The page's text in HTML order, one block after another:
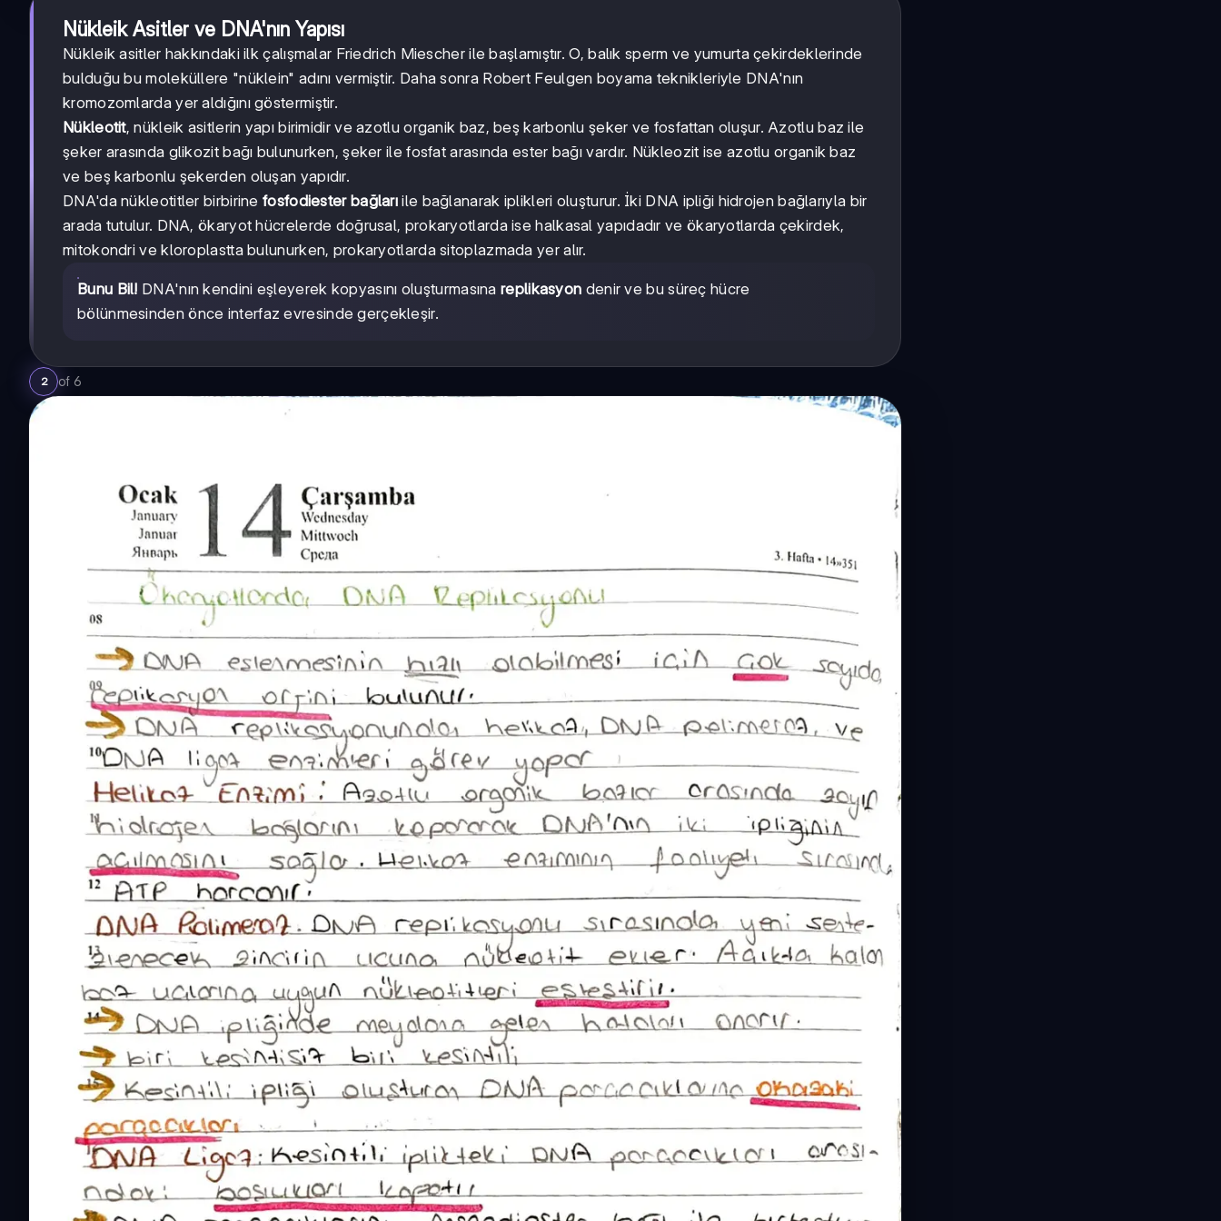
Nükleik Asitler ve DNA'nın Yapısı
Nükleik asitler hakkındaki ilk çalışmalar Friedrich Miescher ile başlamıştır. O, balık sperm ve yumurta çekirdeklerinde
bulduğu bu moleküllere "nüklein" adını vermiştir. Daha sonra Robert Feulgen boyama teknikleriyle DNA'nın
kromozomlarda yer aldığını göstermiştir.
Nükleotit, nükleik asitlerin yapı birimidir ve azotlu organik baz, beş karbonlu şeker ve fosfattan oluşur. Azotlu baz ile
şeker arasında glikozit bağı bulunurken, şeker ile fosfat arasında ester bağı vardır. Nükleozit ise azotlu organik baz
ve beş karbonlu şekerden oluşan yapıdır.
DNA'da nükleotitler birbirine fosfodiester bağları ile bağlanarak iplikleri oluşturur. İki DNA ipliği hidrojen bağlarıyla bir
arada tutulur. DNA, ökaryot hücrelerde doğrusal, prokaryotlarda ise halkasal yapıdadır ve ökaryotlarda çekirdek,
mitokondri ve kloroplastta bulunurken, prokaryotlarda sitoplazmada yer alır.
Bunu Bil! DNA'nın kendini eşleyerek kopyasını oluşturmasınareplikasyon denir ve bu süreç hücre
bölünmesinden önce interfaz evresinde gerçekleşir.
2 of 6